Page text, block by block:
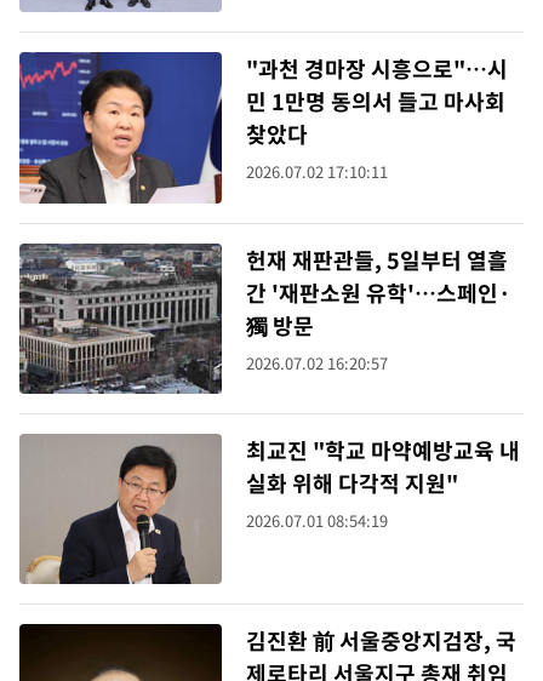
"과천 경마장 시흥으로"…시
민 1만명 동의서 들고 마사회
찾았다
2026.07.02 17:10:11
헌재 재판관들, 5일부터 열흘
간 '재판소원 유학'…스페인·
獨 방문
2026.07.02 16:20:57
최교진 "학교 마약예방교육 내
실화 위해 다각적 지원"
2026.07.01 08:54:19
김진환 前 서울중앙지검장, 국
제로타리 서울지구 총재 취임